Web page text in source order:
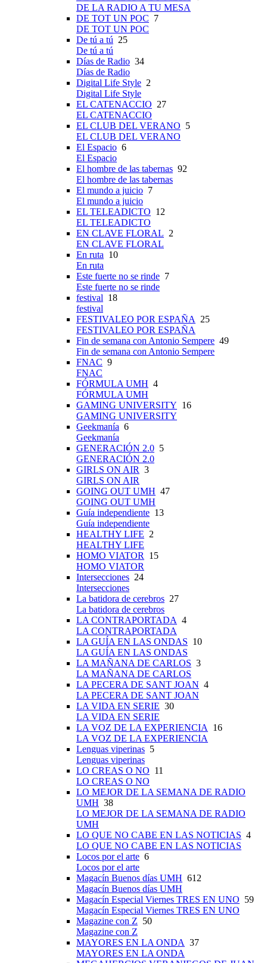
DE LA RADIO A TU MESA
DE TOT UN POC 7
DE TOT UN POC
De tú a tú 25
De tú a tú
Días de Radio 34
Días de Radio
Digital Life Style 2
Digital Life Style
EL CATENACCIO 27
EL CATENACCIO
EL CLUB DEL VERANO 5
EL CLUB DEL VERANO
El Espacio 6
El Espacio
El hombre de las tabernas 92
El hombre de las tabernas
El mundo a juicio 7
El mundo a juicio
EL TELEADICTO 12
EL TELEADICTO
EN CLAVE FLORAL 2
EN CLAVE FLORAL
En ruta 10
En ruta
Este fuerte no se rinde 7
Este fuerte no se rinde
festival 18
festival
FESTIVALEO POR ESPAÑA 25
FESTIVALEO POR ESPAÑA
Fin de semana con Antonio Sempere 49
Fin de semana con Antonio Sempere
FNAC 9
FNAC
FÓRMULA UMH 4
FÓRMULA UMH
GAMING UNIVERSITY 16
GAMING UNIVERSITY
Geekmanía 6
Geekmanía
GENERACIÓN 2.0 5
GENERACIÓN 2.0
GIRLS ON AIR 3
GIRLS ON AIR
GOING OUT UMH 47
GOING OUT UMH
Guía independiente 13
Guía independiente
HEALTHY LIFE 2
HEALTHY LIFE
HOMO VIATOR 15
HOMO VIATOR
Intersecciones 24
Intersecciones
La batidora de cerebros 27
La batidora de cerebros
LA CONTRAPORTADA 4
LA CONTRAPORTADA
LA GUÍA EN LAS ONDAS 10
LA GUÍA EN LAS ONDAS
LA MAÑANA DE CARLOS 3
LA MAÑANA DE CARLOS
LA PECERA DE SANT JOAN 4
LA PECERA DE SANT JOAN
LA VIDA EN SERIE 30
LA VIDA EN SERIE
LA VOZ DE LA EXPERIENCIA 16
LA VOZ DE LA EXPERIENCIA
Lenguas viperinas 5
Lenguas viperinas
LO CREAS O NO 11
LO CREAS O NO
LO MEJOR DE LA SEMANA DE RADIO
UMH 38
LO MEJOR DE LA SEMANA DE RADIO
UMH
LO QUE NO CABE EN LAS NOTICIAS 4
LO QUE NO CABE EN LAS NOTICIAS
Locos por el arte 6
Locos por el arte
Magacín Buenos días UMH 612
Magacín Buenos días UMH
Magacín Especial Viernes TRES EN UNO 59
Magacín Especial Viernes TRES EN UNO
Magazine con Z 50
Magazine con Z
MAYORES EN LA ONDA 37
MAYORES EN LA ONDA